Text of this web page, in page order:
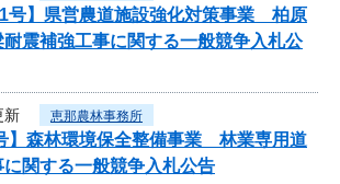
号】県営農道施設強化対策事業 柏原
震補強工事に関する一般競争入札公
新 恵那農林事務所
】森林環境保全整備事業 林業専用道
関する一般競争入札公告